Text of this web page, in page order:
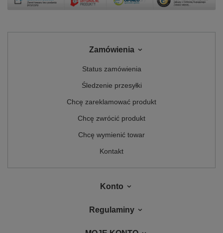
Zamówienia
Status zamówienia
Śledzenie przesyłki
Chcę zareklamować produkt
Chcę zwrócić produkt
Chcę wymienić towar
Kontakt
Konto
Regulaminy